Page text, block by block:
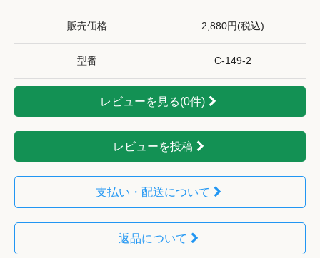
販売価格 2,880円(税込)
型番 C-149-2
レビューを見る(0件)
レビューを投稿
支払い・配送について
返品について